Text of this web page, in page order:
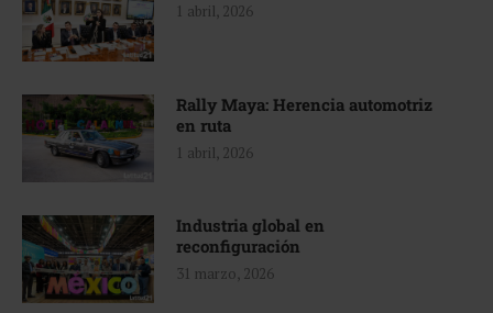
1 abril, 2026
Rally Maya: Herencia automotriz
en ruta
1 abril, 2026
Industria global en
reconfiguración
31 marzo, 2026